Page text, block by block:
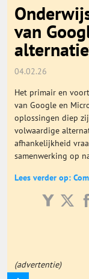
Favorieten
Algemeen
Onderwijs
van
04.02.26
Het primair en
van Google en
oplossingen diep
volwaardige
afhankelijkheid
samenwerking op
Lees verder op:
(advertentie)